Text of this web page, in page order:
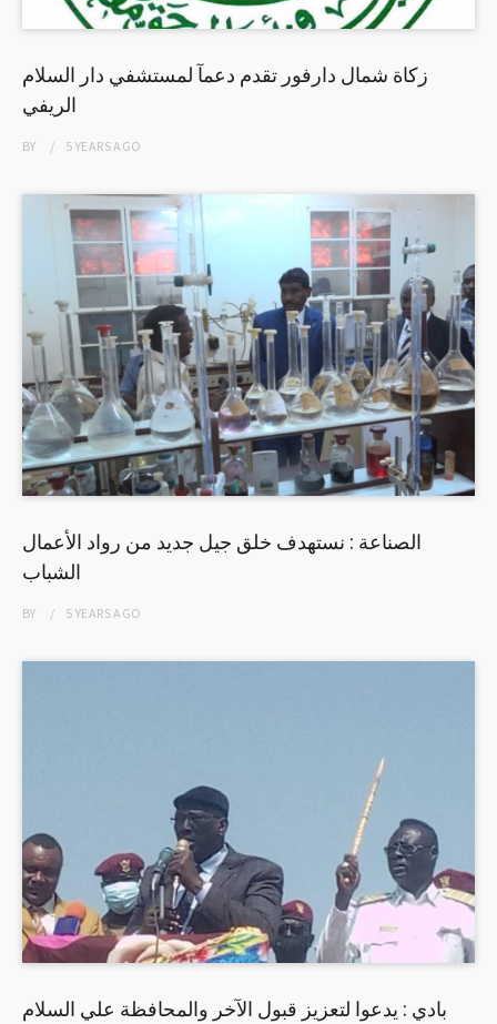
زكاة شمال دارفور تقدم دعمآ لمستشفي دار السلام
الريفي
BY 5 YEARSAGO
الصناعة : نستهدف خلق جيل جديد من رواد الأعمال
الشباب
BY 5 YEARSAGO
بادي : يدعوا لتعزيز قبول الآخر والمحافظة علي السلام